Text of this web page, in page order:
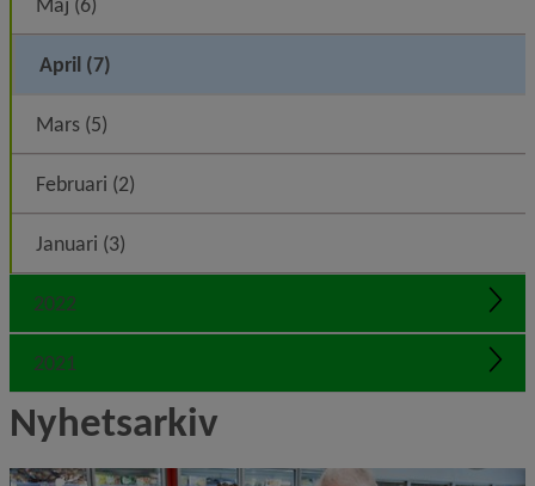
April (7)
Mars (5)
Februari (2)
Januari (3)
2022
2021
Nyhetsarkiv